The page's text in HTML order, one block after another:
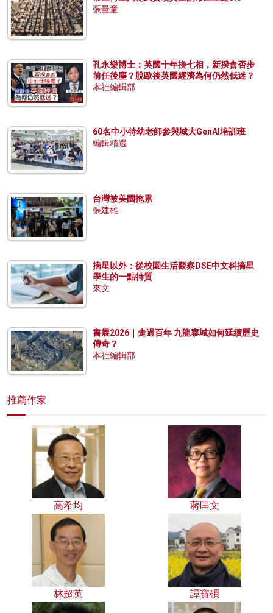
張量童
孔永樂博士：英國十年換七相，新揆會否步
前任後塵？脫歐後英國經濟為何仍然低迷？
本社編輯部
60名中小特幼老師參與城大GenAI培訓班
編輯精選
台灣被美國拖累
張建雄
摘星以外：從校園生活觀察DSE中文科摘星
學生的一點特質
來文
書展2026｜走過百年 九龍寨城如何延續歷史
傳奇？
本社編輯部
推薦作家
高希均 蔣匡文
林超英 譚寶碩